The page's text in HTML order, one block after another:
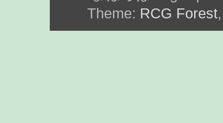
Theme: RCG Forest